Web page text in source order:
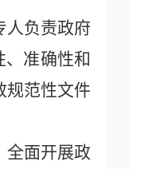
人负责政府
、准确性和
规范性文件
全面开展政